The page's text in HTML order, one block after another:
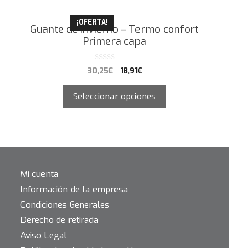
¡OFERTA!
Guante de invierno – Termo confort
Primera capa
0
d
30,25€ 18,91€
Seleccionar opciones
Mi cuenta
Información de la empresa
Condiciones Generales
Derecho de retirada
Aviso Legal